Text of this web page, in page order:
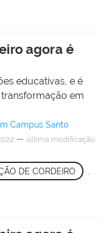
agora é
educativas, e é
em
Campus Santo
— última modificação
DE CORDEIRO